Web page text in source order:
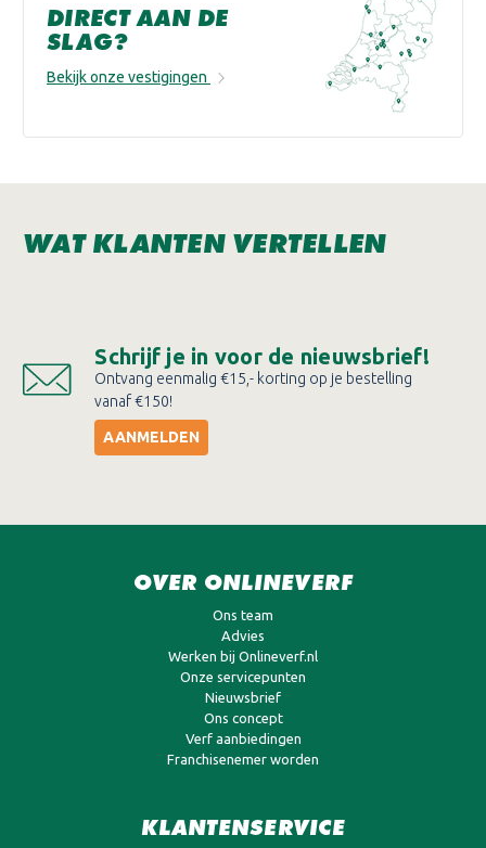
DIRECT AAN DE
SLAG?
Bekijk onze vestigingen
WAT KLANTEN VERTELLEN
Schrijf je in voor de nieuwsbrief!
Ontvang eenmalig €15,- korting op je bestelling
vanaf €150!
AANMELDEN
OVER ONLINEVERF
Ons team
Advies
Werken bij Onlineverf.nl
Onze servicepunten
Nieuwsbrief
Ons concept
Verf aanbiedingen
Franchisenemer worden
KLANTENSERVICE